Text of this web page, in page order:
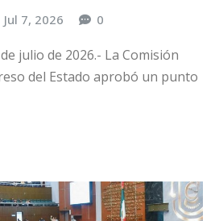
Jul 7, 2026 0
julio de 2026.- La Comisión
del Estado aprobó un punto